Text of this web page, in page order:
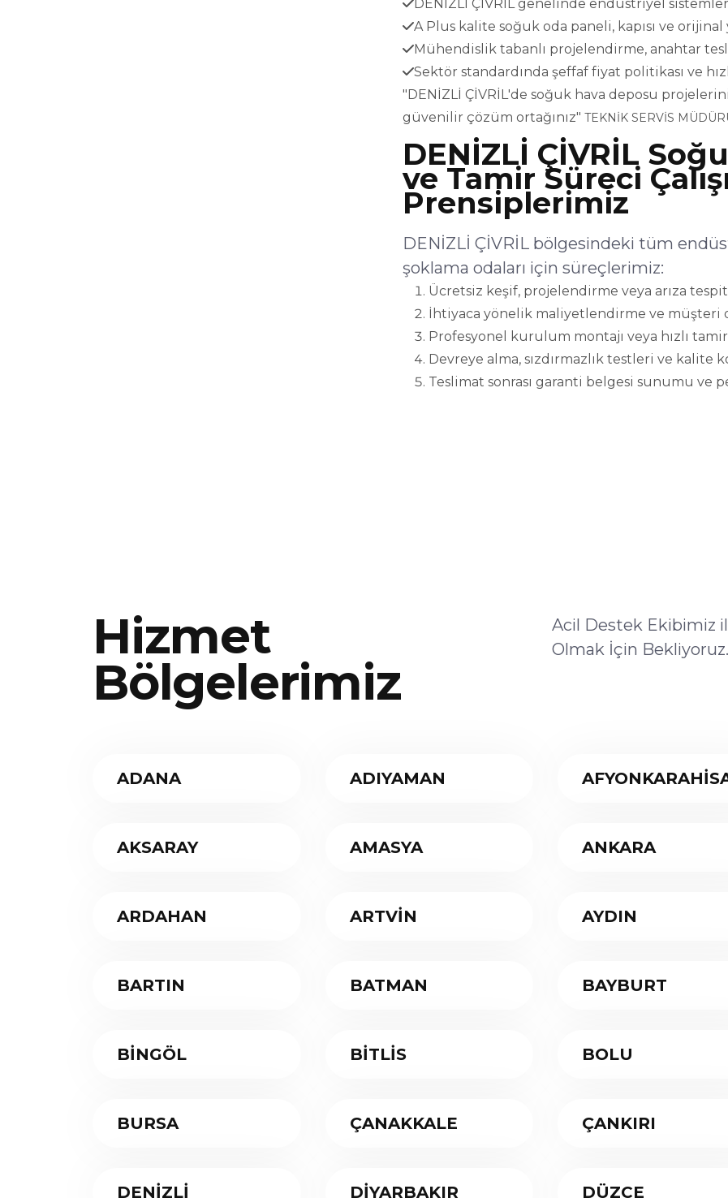
DENİZLİ ÇİVRİL genelinde endüstriyel
A Plus kalite soğuk oda paneli, kapısı ve
Mühendislik tabanlı projelendirme, anahtar
Sektör standardında şeffaf fiyat politikası ve
"DENİZLİ ÇİVRİL'de soğuk hava deposu
güvenilir çözüm ortağınız" TEKNİK SERVİS
DENİZLİ ÇİVRİL
ve Tamir Süreci
Prensiplerimiz
DENİZLİ ÇİVRİL bölgesindeki tüm
şoklama odaları için süreçlerimiz:
Ücretsiz keşif, projelendirme veya arıza
İhtiyaca yönelik maliyetlendirme ve müşteri
Profesyonel kurulum montajı veya hızlı
Devreye alma, sızdırmazlık testleri ve kalite
Teslimat sonrası garanti belgesi sunumu ve
Hizmet
Bölgelerimiz
Acil Destek Ekibimiz
Olmak İçin Bekliyoruz.
ADANA ADIYAMAN
AKSARAY AMASYA ANKARA
ARDAHAN ARTVİN AYDIN
BARTIN BATMAN BAYBURT
BİNGÖL BİTLİS BOLU
BURSA ÇANAKKALE ÇANKIRI
DENİZLİ DİYARBAKIR DÜZCE